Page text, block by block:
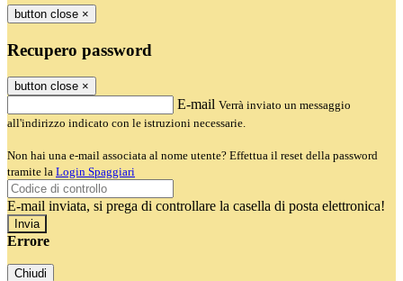
button close ×
Recupero password
button close ×
E-mail Verrà inviato un messaggio
all'indirizzo indicato con le istruzioni necessarie.
Non hai una e-mail associata al nome utente? Effettua il reset della password
tramite la Login Spaggiari
E-mail inviata, si prega di controllare la casella di posta elettronica!
Errore
Chiudi